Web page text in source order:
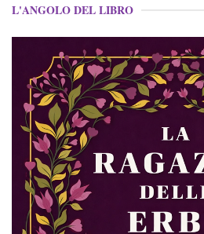
L'ANGOLO DEL LIBRO